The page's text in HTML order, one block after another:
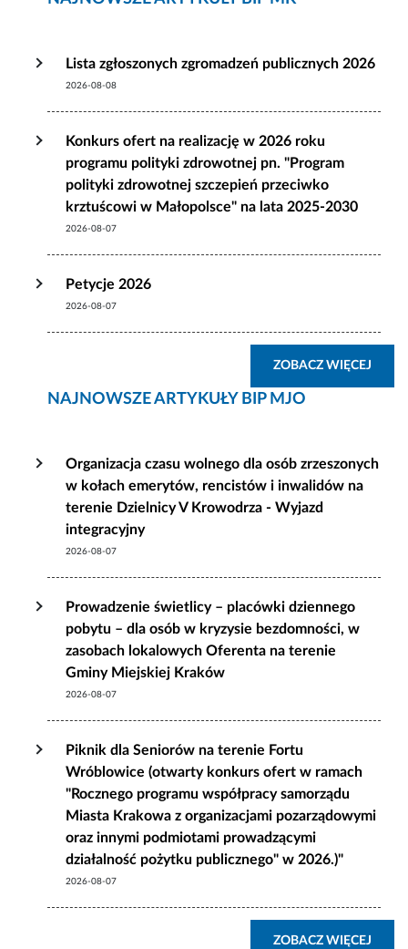
Lista zgłoszonych zgromadzeń publicznych 2026
2026-08-08
Konkurs ofert na realizację w 2026 roku
programu polityki zdrowotnej pn. "Program
polityki zdrowotnej szczepień przeciwko
krztuścowi w Małopolsce" na lata 2025-2030
2026-08-07
Petycje 2026
2026-08-07
ZOBACZ WIĘCEJ
NAJNOWSZE ARTYKUŁY BIP MJO
Organizacja czasu wolnego dla osób zrzeszonych
w kołach emerytów, rencistów i inwalidów na
terenie Dzielnicy V Krowodrza - Wyjazd
integracyjny
2026-08-07
Prowadzenie świetlicy – placówki dziennego
pobytu – dla osób w kryzysie bezdomności, w
zasobach lokalowych Oferenta na terenie
Gminy Miejskiej Kraków
2026-08-07
Piknik dla Seniorów na terenie Fortu
Wróblowice (otwarty konkurs ofert w ramach
"Rocznego programu współpracy samorządu
Miasta Krakowa z organizacjami pozarządowymi
oraz innymi podmiotami prowadzącymi
działalność pożytku publicznego" w 2026.)"
2026-08-07
ZOBACZ WIĘCEJ